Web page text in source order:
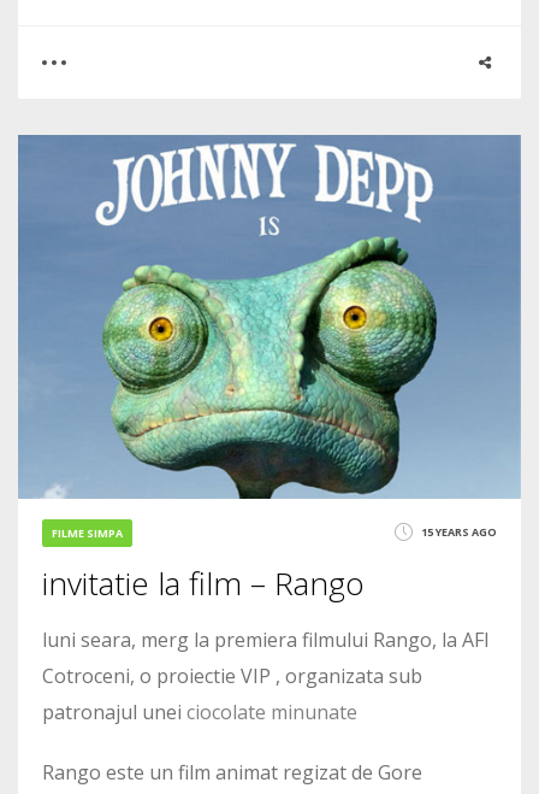
FILME SIMPA 15 YEARS AGO
invitatie la film – Rango
luni seara, merg la premiera filmului Rango, la AFI
Cotroceni, o proiectie VIP , organizata sub
patronajul unei ciocolate minunate
Rango este un film animat regizat de Gore